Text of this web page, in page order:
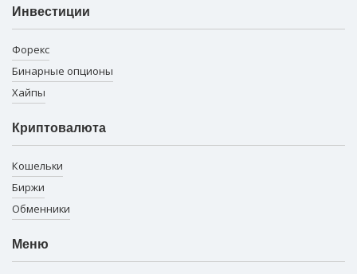
Инвестиции
Форекс
Бинарные опционы
Хайпы
Криптовалюта
Кошельки
Биржи
Обменники
Меню